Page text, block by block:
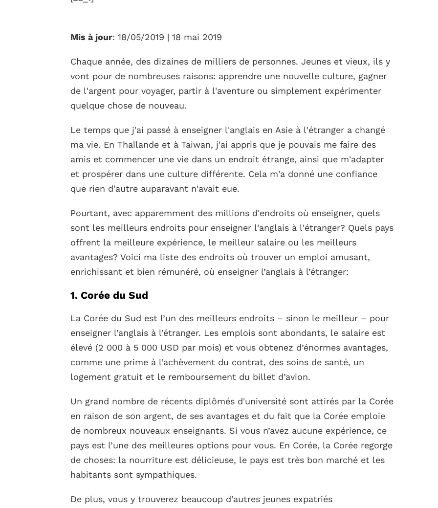
Mis à jour: 18/05/2019 | 18 mai 2019
Chaque année, des dizaines de milliers de personnes. Jeunes et vieux, ils y
vont pour de nombreuses raisons: apprendre une nouvelle culture, gagner
de l'argent pour voyager, partir à l'aventure ou simplement expérimenter
quelque chose de nouveau.
Le temps que j'ai passé à enseigner l'anglais en Asie à l'étranger a changé
ma vie. En Thaïlande et à Taiwan, j'ai appris que je pouvais me faire des
amis et commencer une vie dans un endroit étrange, ainsi que m'adapter
et prospérer dans une culture différente. Cela m'a donné une confiance
que rien d'autre auparavant n'avait eue.
Pourtant, avec apparemment des millions d'endroits où enseigner, quels
sont les meilleurs endroits pour enseigner l'anglais à l'étranger? Quels pays
offrent la meilleure expérience, le meilleur salaire ou les meilleurs
avantages? Voici ma liste des endroits où trouver un emploi amusant,
enrichissant et bien rémunéré, où enseigner l’anglais à l’étranger:
1. Corée du Sud
La Corée du Sud est l’un des meilleurs endroits – sinon le meilleur – pour
enseigner l’anglais à l’étranger. Les emplois sont abondants, le salaire est
élevé (2 000 à 5 000 USD par mois) et vous obtenez d’énormes avantages,
comme une prime à l’achèvement du contrat, des soins de santé, un
logement gratuit et le remboursement du billet d’avion.
Un grand nombre de récents diplômés d'université sont attirés par la Corée
en raison de son argent, de ses avantages et du fait que la Corée emploie
de nombreux nouveaux enseignants. Si vous n’avez aucune expérience, ce
pays est l’une des meilleures options pour vous. En Corée, la Corée regorge
de choses: la nourriture est délicieuse, le pays est très bon marché et les
habitants sont sympathiques.
De plus, vous y trouverez beaucoup d'autres jeunes expatriés